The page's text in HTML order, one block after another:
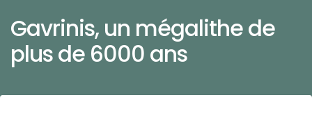
Gavrinis, un mégalithe de
plus de 6000 ans